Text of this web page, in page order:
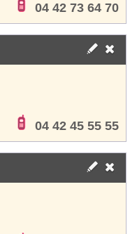
04 42 73 64 70
04 42 45 55 55